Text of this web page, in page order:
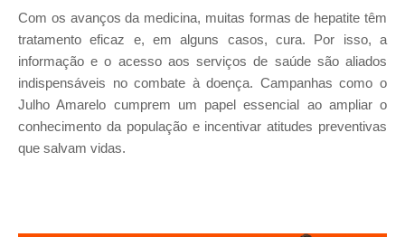
Com os avanços da medicina, muitas formas de hepatite têm
tratamento eficaz e, em alguns casos, cura. Por isso, a
informação e o acesso aos serviços de saúde são aliados
indispensáveis no combate à doença. Campanhas como o
Julho Amarelo cumprem um papel essencial ao ampliar o
conhecimento da população e incentivar atitudes preventivas
que salvam vidas.